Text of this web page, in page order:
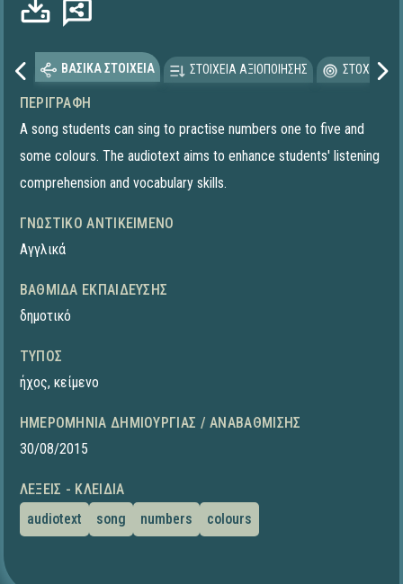
ΒΑΣΙΚΑ ΣΤΟΙΧΕΙΑ ΣΤΟΙΧΕΙΑ ΑΞΙΟΠΟΙΗΣΗΣ
ΠΕΡΙΓΡΑΦΉ
A song students can sing to practise numbers one to five and
some colours. The audiotext aims to enhance students' listening
comprehension and vocabulary skills.
ΓΝΩΣΤΙΚΌ ΑΝΤΙΚΕΊΜΕΝΟ
Αγγλικά
ΒΑΘΜΊΔΑ ΕΚΠΑΊΔΕΥΣΗΣ
δημοτικό
ΤΎΠΟΣ
ήχος, κείμενο
ΗΜΕΡΟΜΗΝΊΑ ΔΗΜΙΟΥΡΓΊΑΣ / ΑΝΑΒΆΘΜΙΣΗΣ
30/08/2015
ΛΈΞΕΙΣ - ΚΛΕΙΔΙΆ
audiotext
song numbers colours